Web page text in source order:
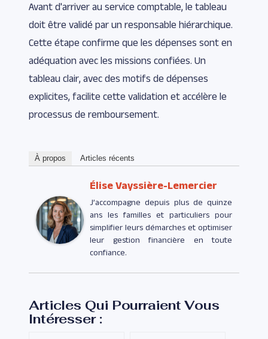
Avant d'arriver au service comptable, le tableau
doit être validé par un responsable hiérarchique.
Cette étape confirme que les dépenses sont en
adéquation avec les missions confiées. Un
tableau clair, avec des motifs de dépenses
explicites, facilite cette validation et accélère le
processus de remboursement.
À propos Articles récents
Élise Vayssière-Lemercier
J’accompagne depuis plus de quinze
ans les familles et particuliers pour
simplifier leurs démarches et optimiser
leur gestion financière en toute
confiance.
Articles Qui Pourraient Vous
Intéresser :